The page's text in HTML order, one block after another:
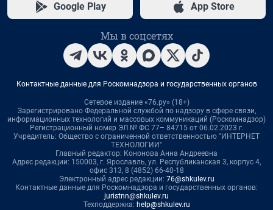
Google Play App Store
Мы в соцсетях
Контактные данные для Роскомнадзора и государственных органов
Сетевое издание «76.ру» (18+)
Зарегистрировано Федеральной службой по надзору в сфере связи,
информационных технологий и массовых коммуникаций (Роскомнадзор)
Регистрационный номер ЭЛ № ФС 77– 84715 от 06.02.2023 г.
Учредитель: Общество с ограниченной ответственностью "ИНТЕРНЕТ
ТЕХНОЛОГИИ"
Главный редактор: Кононова Анна Андреевна
Адрес редакции: 150003, г. Ярославль, ул. Республиканская 3, корпус 4,
офис 313, 8 (4852) 66-40-18
Электронный адрес редакции: 76@shkulev.ru
Контактные данные для Роскомнадзора и государственных органов:
juristnn@shkulev.ru
Техподдержка: help@shkulev.ru